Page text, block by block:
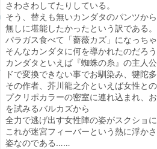
さわさわしてたりしている。
そう、替えも無いカンダタのパンツか
無しに堪能したかったという訳である。
パラガス食べて「薔薇カズ」になっちゃ
そんなカンダタに何を導かれたのだろ
カンダタといえば『蜘蛛の糸』の主人
ドで変換できない事でお馴染み、犍陀多
その作者、芥川龍之介といえば女性との
プクリポカラーの密室に連れ込まれ、
を試みるバルカズから
全力で逃げ出す女性陣の姿がスクショ
これが迷宮フィーバーという熱に浮か
姿なのである……